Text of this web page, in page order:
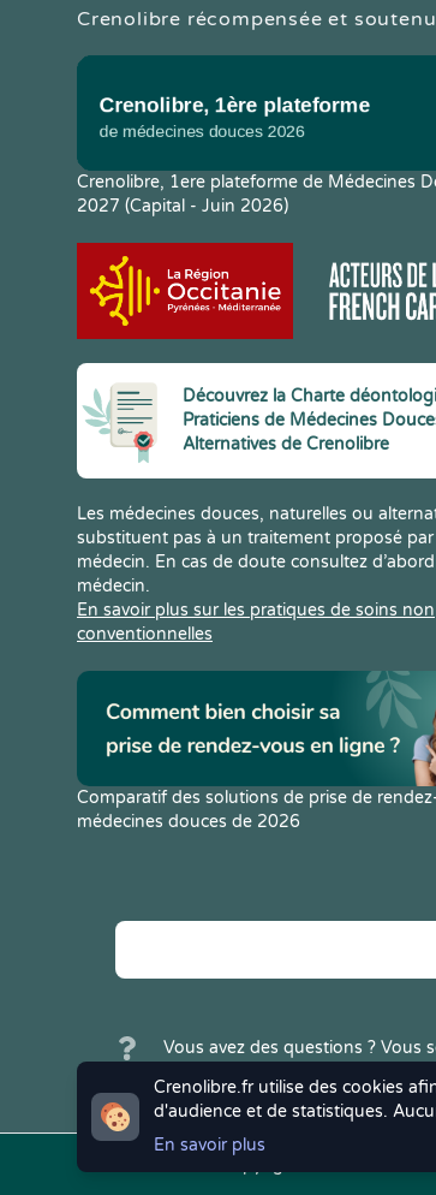
Crenolibre.fr utilise des cookies
d'audience et de statistiques.
En savoir plus
Crenolibre récompensée et
Crenolibre, 1ere plateforme de Médecines
2027 (Capital - Juin 2026)
Découvrez la Charte
Praticiens de Médecines
Alternatives de Crenolibre
Les médecines douces, naturelles ou
substituent pas à un traitement proposé
médecin. En cas de doute consultez
médecin.
En savoir plus sur les pratiques de soins non
conventionnelles
Comparatif des solutions de prise de
médecines douces de 2026
Vous avez des questions ?